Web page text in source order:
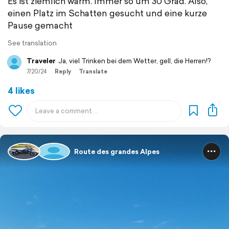
einen Platz im Schatten gesucht und eine kurze
Pause gemacht
See translation
Traveler Ja, viel Trinken bei dem Wetter, gell, die Herren!?
7/20/24 Reply Translate
4 likes
Route des grandes Alpes